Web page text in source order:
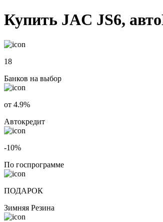
Купить JAC JS6,
18
Банков на выбор
от 4.9%
Автокредит
-10%
По госпрограмме
ПОДАРОК
Зимняя Резина